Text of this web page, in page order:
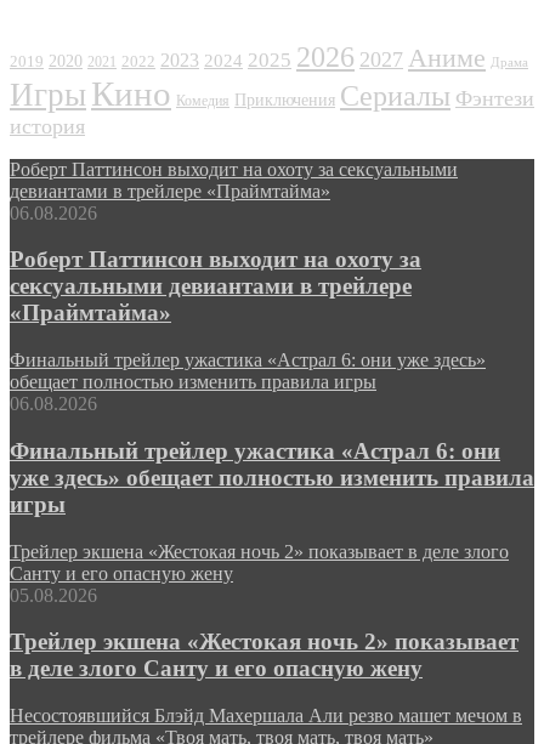
2019 2020 2021 2022 2023 2024 2025 2026 2027 Аниме Драма
Игры Кино Комедия Приключения Сериалы Фэнтези
история
Роберт Паттинсон выходит на охоту за сексуальными
девиантами в трейлере «Праймтайма»
06.08.2026
Роберт Паттинсон выходит на охоту за
сексуальными девиантами в трейлере
«Праймтайма»
Финальный трейлер ужастика «Астрал 6: они уже здесь»
обещает полностью изменить правила игры
06.08.2026
Финальный трейлер ужастика «Астрал 6: они
уже здесь» обещает полностью изменить правила
игры
Трейлер экшена «Жестокая ночь 2» показывает в деле злого
Санту и его опасную жену
05.08.2026
Трейлер экшена «Жестокая ночь 2» показывает
в деле злого Санту и его опасную жену
Несостоявшийся Блэйд Махершала Али резво машет мечом в
трейлере фильма «Твоя мать, твоя мать, твоя мать»